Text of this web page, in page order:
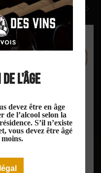
l'âge
devez être en âge
de l’alcool selon la
S’il n’existe
vous devez être âgé
moins.
Cantilène" AOP La